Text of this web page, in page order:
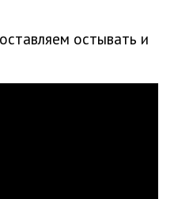
остывать и